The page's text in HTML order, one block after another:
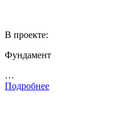
В проекте:
Фундамент
…
Подробнее